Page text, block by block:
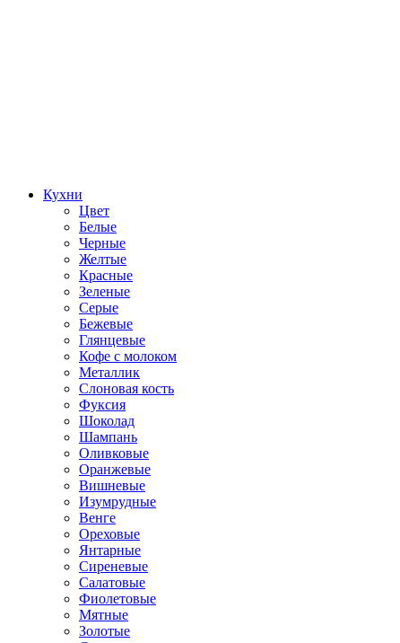
Кухни
Цвет
Белые
Черные
Желтые
Красные
Зеленые
Серые
Бежевые
Глянцевые
Кофе с молоком
Металлик
Слоновая кость
Фуксия
Шоколад
Шампань
Оливковые
Оранжевые
Вишневые
Изумрудные
Венге
Ореховые
Янтарные
Сиреневые
Салатовые
Фиолетовые
Мятные
Золотые